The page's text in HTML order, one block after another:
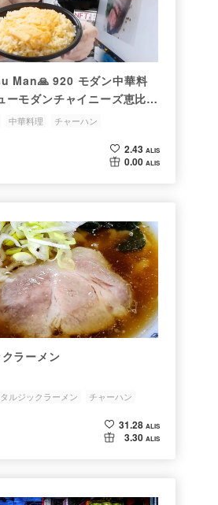
Man🙏 920 モダン中華料
ーモダンチャイニーズ恵比寿
蟹玉チャーハンをmenuでデ
中華料理 チャーハン
2.43 ALIS
0.00 ALIS
ラーメン
タルジックラーメン チャーハン
31.28 ALIS
3.30 ALIS